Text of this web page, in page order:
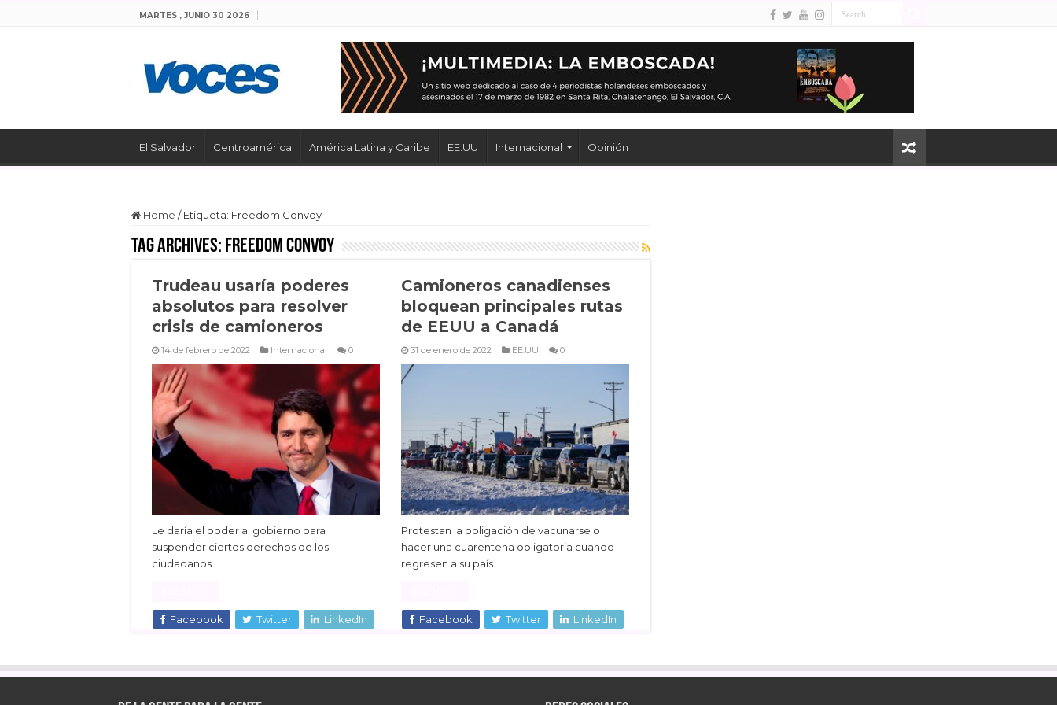
MARTES , JUNIO 30 2026
El Salvador Centroamérica América Latina y Caribe EE.UU Internacional Opinión
Home / Etiqueta: Freedom Convoy
Tag Archives: Freedom Convoy
Trudeau usaría poderes
absolutos para resolver
crisis de camioneros
14 de febrero de 2022 Internacional 0
Le daría el poder al gobierno para
suspender ciertos derechos de los
ciudadanos.
Facebook Twitter LinkedIn
Camioneros canadienses
bloquean principales rutas
de EEUU a Canadá
31 de enero de 2022 EE.UU 0
Protestan la obligación de vacunarse o
hacer una cuarentena obligatoria cuando
regresen a su país.
Facebook Twitter LinkedIn